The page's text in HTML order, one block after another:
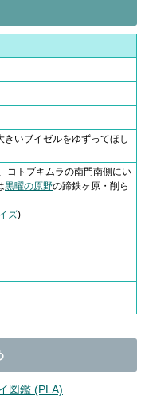
いブイゼルをゆずってほし
コトブキムラの南門南側にい
黒曜の原野の蹄鉄ヶ原・削ら
ズ)
図鑑 (PLA)